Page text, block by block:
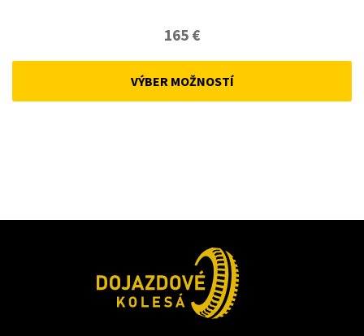
165 €
VÝBER MOŽNOSTÍ